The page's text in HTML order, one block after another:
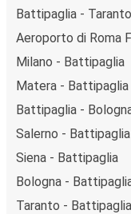
Battipaglia - Taranto
Aeroporto di Roma
Milano - Battipaglia
Matera - Battipaglia
Battipaglia -
Salerno - Battipaglia
Siena - Battipaglia
Bologna -
Taranto - Battipaglia